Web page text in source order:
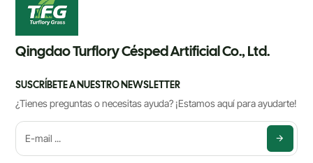
Qingdao Turflory Césped Artificial Co., Ltd.
SUSCRÍBETE A NUESTRO NEWSLETTER
¿Tienes preguntas o necesitas ayuda? ¡Estamos aquí para ayudarte!